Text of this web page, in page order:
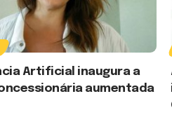
Artificial inaugura a
aumentada